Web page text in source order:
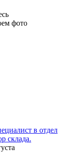
фото
в отдел
склада.